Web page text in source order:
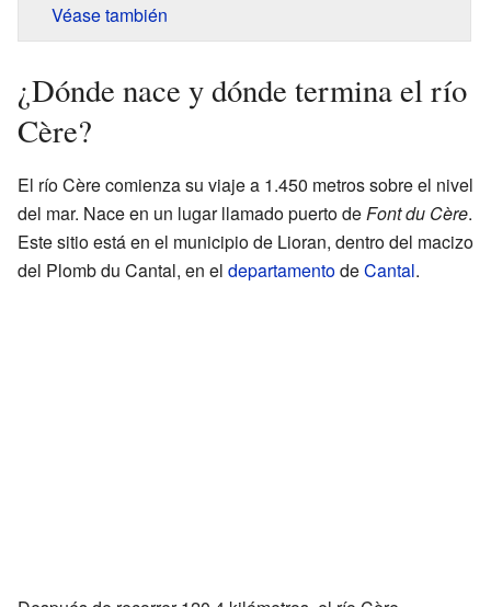
Véase también
¿Dónde nace y dónde termina el río
Cère?
El río Cère comienza su viaje a 1.450 metros sobre el nivel
del mar. Nace en un lugar llamado puerto deFont du Cère.
Este sitio está en el municipio de Lioran, dentro del macizo
del Plomb du Cantal, en el departamentodeCantal.